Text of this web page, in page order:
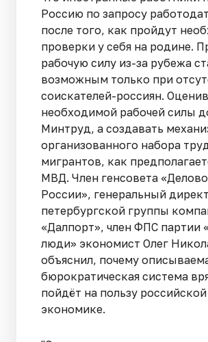
Россию по запросу
после того, как пройдут
проверки у себя на родине.
рабочую силу из-за рубежа
возможным только при
соискателей-россиян.
необходимой рабочей силы
Минтруд, а создавать
организованного набора
мигрантов, как
МВД. Член генсовета
России», генеральный
петербургской группы
«Далпорт», член ФПС партии
люди» экономист Олег
объяснил, почему
бюрократическая система
пойдёт на пользу российской
экономике.